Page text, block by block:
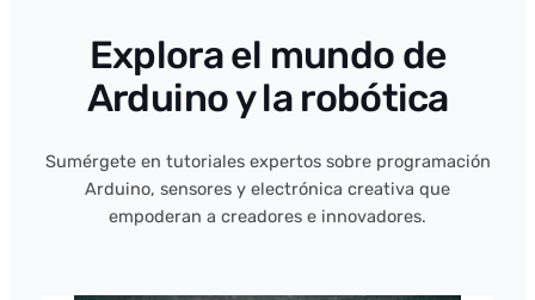
Explora el mundo de
Arduino y la robótica
Sumérgete en tutoriales expertos sobre programación
Arduino, sensores y electrónica creativa que
empoderan a creadores e innovadores.